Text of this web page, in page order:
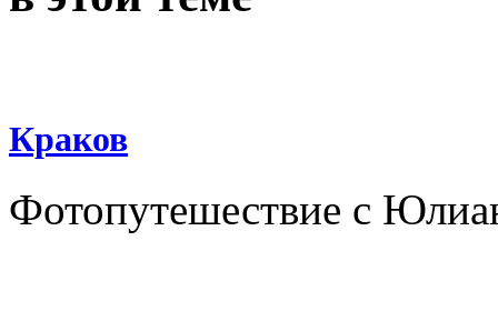
Краков
Фотопутешествие с